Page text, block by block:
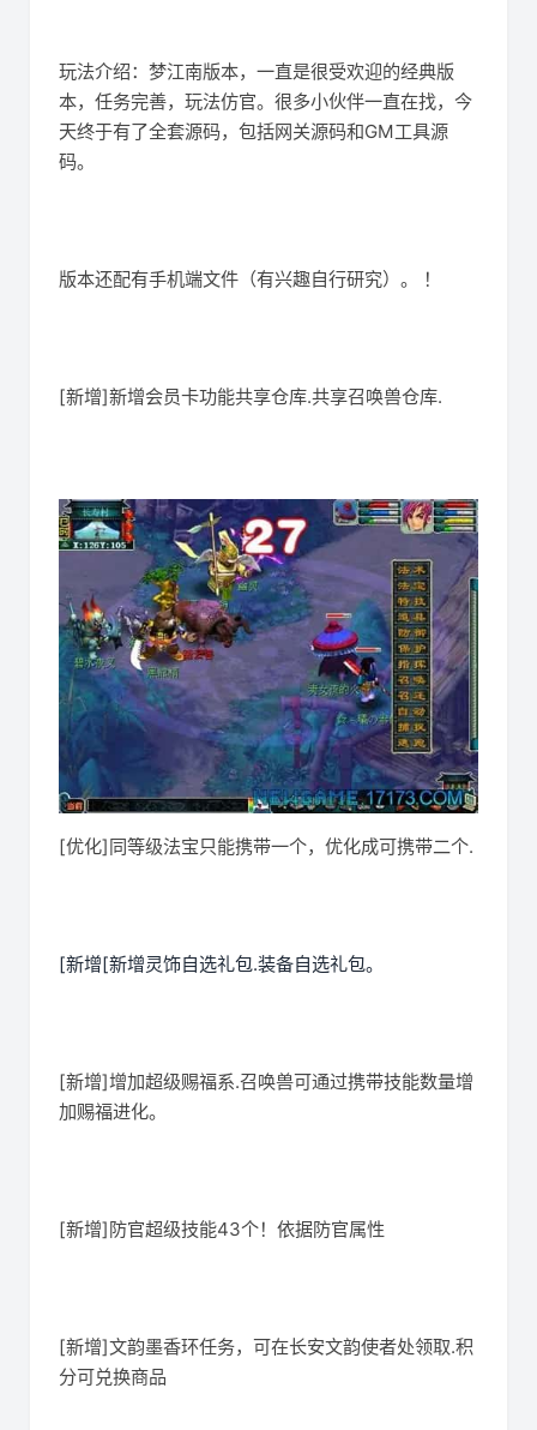
玩法介绍：梦江南版本，一直是很受欢迎的经典版
本，任务完善，玩法仿官。很多小伙伴一直在找，今
天终于有了全套源码，包括网关源码和GM工具源
码。
版本还配有手机端文件（有兴趣自行研究）。 ！
[新增]新增会员卡功能共享仓库.共享召唤兽仓库.
[优化]同等级法宝只能携带一个，优化成可携带二个.
[新增[新增灵饰自选礼包.装备自选礼包。
[新增]增加超级赐福系.召唤兽可通过携带技能数量增
加赐福进化。
[新增]防官超级技能43个！依据防官属性
[新增]文韵墨香环任务，可在长安文韵使者处领取.积
分可兑换商品